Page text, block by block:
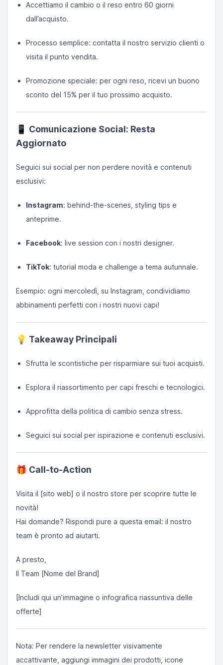
Accettiamo il cambio o il reso entro 60 giorni
dall’acquisto.
Processo semplice: contatta il nostro servizio clienti o
visita il punto vendita.
Promozione speciale: per ogni reso, ricevi un buono
sconto del 15% per il tuo prossimo acquisto.
📱 Comunicazione Social: Resta
Aggiornato
Seguici sui social per non perdere novità e contenuti
esclusivi:
Instagram: behind-the-scenes, styling tips e
anteprime.
Facebook: live session con i nostri designer.
TikTok: tutorial moda e challenge a tema autunnale.
Esempio: ogni mercoledì, su Instagram, condividiamo
abbinamenti perfetti con i nostri nuovi capi!
💡 Takeaway Principali
Sfrutta le scontistiche per risparmiare sui tuoi acquisti.
Esplora il riassortimento per capi freschi e tecnologici.
Approfitta della politica di cambio senza stress.
Seguici sui social per ispirazione e contenuti esclusivi.
🎁 Call-to-Action
Visita il [sito web] o il nostro store per scoprire tutte le
novità!
Hai domande? Rispondi pure a questa email: il nostro
team è pronto ad aiutarti.
A presto,
Il Team [Nome del Brand]
[Includi qui un’immagine o infografica riassuntiva delle
offerte]
Nota: Per rendere la newsletter visivamente
accattivante, aggiungi immagini dei prodotti, icone